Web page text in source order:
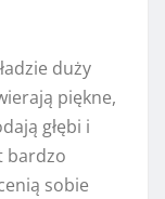
duży
piękne,
głębi i
bardzo
sobie